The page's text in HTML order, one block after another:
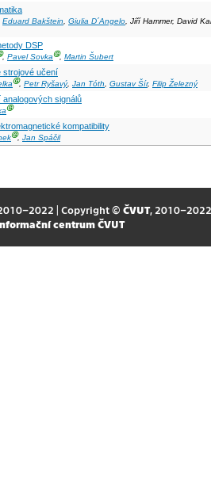
Eduard Bakštein, Giulia D´Angelo, Jiří Hammer, David
DSP
, Pavel SovkaⒼ, Martin Šubert
strojové učení
Ⓖ, Petr Ryšavý, Jan Tóth, Gustav Šír, Filip Železný
signálů
Ⓖ
kompatibility
Ⓖ, Jan Spáčil
| Copyright © ČVUT, 2010–2022
centrum ČVUT